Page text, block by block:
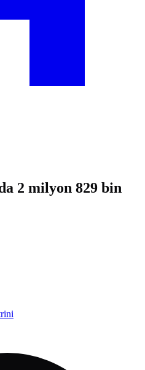
2 milyon 829 bin